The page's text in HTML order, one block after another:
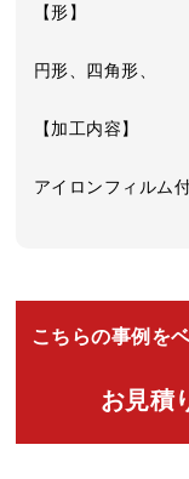
【形】
円形、四角形、
【加工内容】
アイロンフィルム
こちらの事例を
お見積